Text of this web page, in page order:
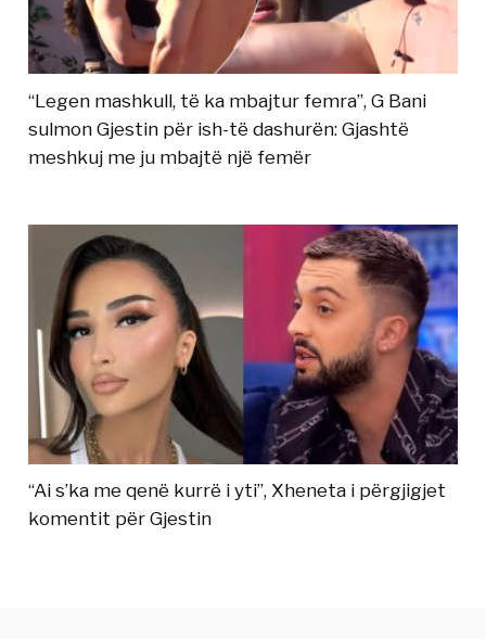
“Legen mashkull, të ka mbajtur femra”, G Bani
sulmon Gjestin për ish-të dashurën: Gjashtë
meshkuj me ju mbajtë një femër
“Ai s’ka me qenë kurrë i yti”, Xheneta i përgjigjet
komentit për Gjestin